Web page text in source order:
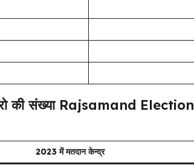
की संख्या Rajsamand Election
2023 में मतदान केन्द्र